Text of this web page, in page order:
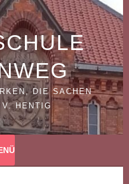
DIE SACHEN
HENTIG